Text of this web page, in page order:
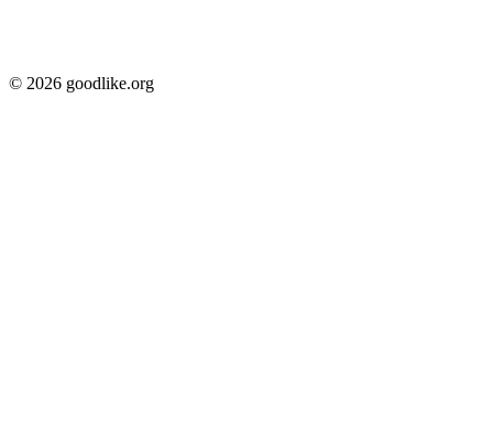
© 2026 goodlike.org